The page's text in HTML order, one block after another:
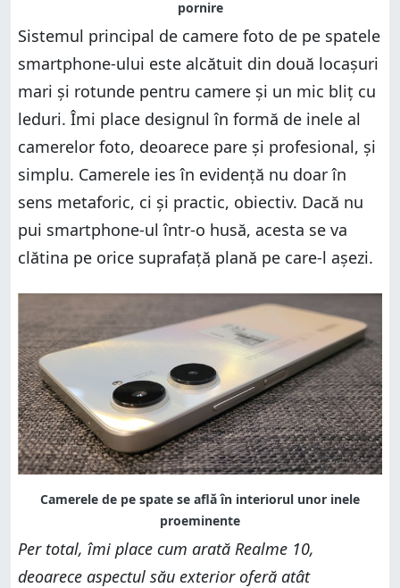
Sistemul principal de camere foto de pe spatele
smartphone-ului este alcătuit din două locașuri
mari și rotunde pentru camere și un mic bliț cu
leduri. Îmi place designul în formă de inele al
camerelor foto, deoarece pare și profesional, și
simplu. Camerele ies în evidență nu doar în
sens metaforic, ci și practic, obiectiv. Dacă nu
pui smartphone-ul într-o husă, acesta se va
clătina pe orice suprafață plană pe care-l așezi.
Per total, îmi place cum arată Realme 10,
deoarece aspectul său exterior oferă atât